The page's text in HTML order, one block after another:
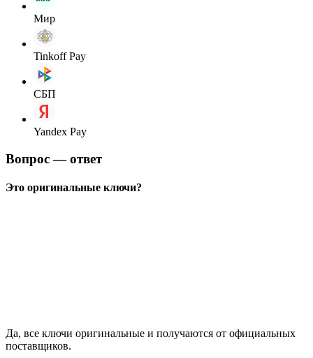
Мир
Tinkoff Pay
СБП
Yandex Pay
Вопрос — ответ
Это оригинальные ключи?
Да, все ключи оригинальные и получаются от официальных
поставщиков.